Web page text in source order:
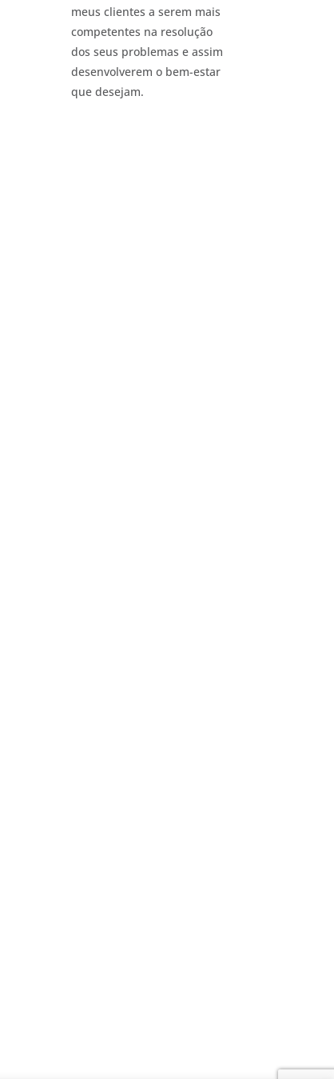
meus clientes a serem mais
competentes na resolução
dos seus problemas e assim
desenvolverem o bem-estar
que desejam.